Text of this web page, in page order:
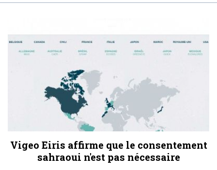
Vigeo Eiris affirme que le consentement
sahraoui n'est pas nécessaire